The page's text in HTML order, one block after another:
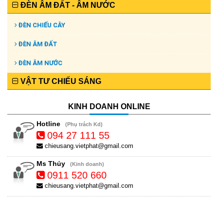
ĐÈN ÂM ĐẤT - ÂM NƯỚC
ĐÈN CHIẾU CÂY
ĐÈN ÂM ĐẤT
ĐÈN ÂM NƯỚC
VẬT TƯ CHIẾU SÁNG
KINH DOANH ONLINE
Hotline (Phụ trách Kd)
094 27 111 55
chieusang.vietphat@gmail.com
Ms Thủy (Kinh doanh)
0911 520 660
chieusang.vietphat@gmail.com